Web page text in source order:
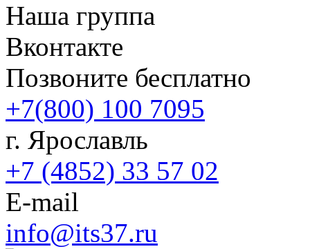
Наша группа
Вконтакте
Позвоните бесплатно
+7(800) 100 7095
г. Ярославль
+7 (4852) 33 57 02
E-mail
info@its37.ru